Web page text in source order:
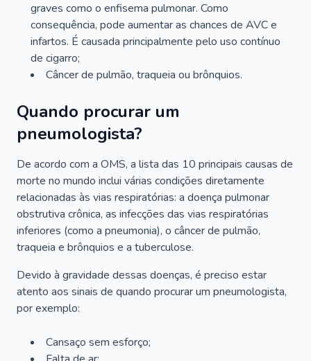
graves como o enfisema pulmonar. Como
consequência, pode aumentar as chances de AVC e
infartos. É causada principalmente pelo uso contínuo
de cigarro;
Câncer de pulmão, traqueia ou brônquios.
Quando procurar um
pneumologista?
De acordo com a OMS, a lista das 10 principais causas de
morte no mundo inclui várias condições diretamente
relacionadas às vias respiratórias: a doença pulmonar
obstrutiva crônica, as infecções das vias respiratórias
inferiores (como a pneumonia), o câncer de pulmão,
traqueia e brônquios e a tuberculose.
Devido à gravidade dessas doenças, é preciso estar
atento aos sinais de quando procurar um pneumologista,
por exemplo:
Cansaço sem esforço;